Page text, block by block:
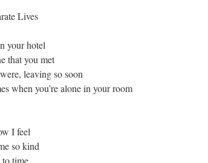
Lives
your hotel
that you met
leaving so soon
when you’re alone in your room
I feel
so kind
to time